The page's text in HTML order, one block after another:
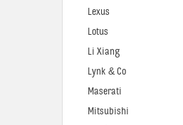
Lexus
Lotus
Li Xiang
Lynk & Co
Maserati
Mitsubishi